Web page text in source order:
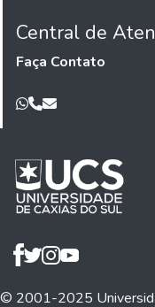
Central de
Faça Contato
© 2001-2025